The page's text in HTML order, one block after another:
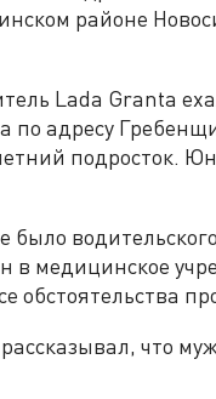
районе
Lada Granta
по адресу
подросток.
в медицинское
обстоятельства
что